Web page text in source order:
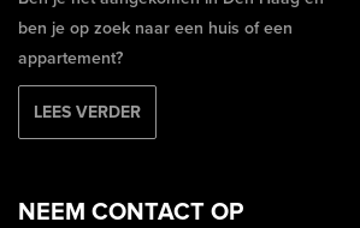
ben je op zoek naar een huis of een
appartement?
LEES VERDER
NEEM CONTACT OP